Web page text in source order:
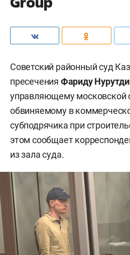
Советский районный суд
пресечения Фариду
управляющему московской
обвиняемому в
субподрячика при
этом сообщает
из зала суда.